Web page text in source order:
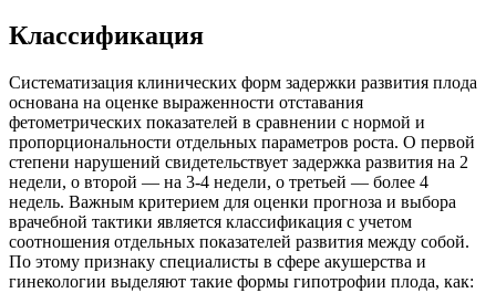
Классификация
Систематизация клинических форм задержки развития плода
основана на оценке выраженности отставания
фетометрических показателей в сравнении с нормой и
пропорциональности отдельных параметров роста. О первой
степени нарушений свидетельствует задержка развития на 2
недели, о второй — на 3-4 недели, о третьей — более 4
недель. Важным критерием для оценки прогноза и выбора
врачебной тактики является классификация с учетом
соотношения отдельных показателей развития между собой.
По этому признаку специалисты в сфере акушерства и
гинекологии выделяют такие формы гипотрофии плода, как: